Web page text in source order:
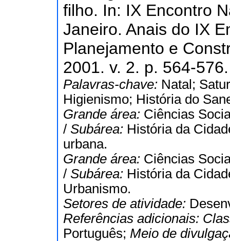
filho. In: IX Encontro
Janeiro. Anais do IX
Planejamento e
2001. v. 2. p. 564-576.
Palavras-chave: Natal;
Higienismo; História do
Grande área: Ciências
/ Subárea: História da
urbana.
Grande área: Ciências
/ Subárea: História da
Urbanismo.
Setores de atividade:
Referências adicionais:
Português; Meio de